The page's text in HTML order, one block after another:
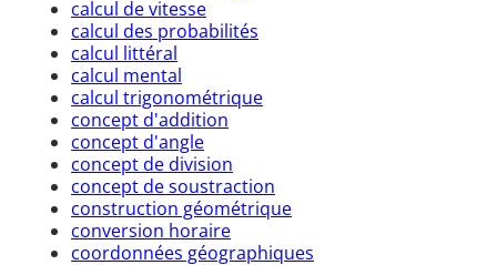
calcul de vitesse
calcul des probabilités
calcul littéral
calcul mental
calcul trigonométrique
concept d'addition
concept d'angle
concept de division
concept de soustraction
construction géométrique
conversion horaire
coordonnées géographiques